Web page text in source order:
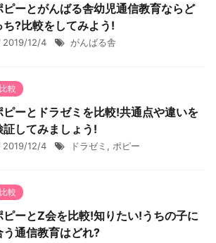
ピーとがんばる舎幼児通信教育ならど
ち?比較をしてみよう!
2019/12/4 がんばる舎
比較
ピーとドラゼミを比較!共通点や違いを
証してみましょう!
2019/12/4 ドラゼミ , ポピー
比較
ピーとZ会を比較!知りたい!うちの子に
う通信教育はどれ?